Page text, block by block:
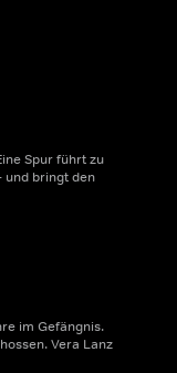
Spur führt zu
und bringt den
im Gefängnis.
Vera Lanz